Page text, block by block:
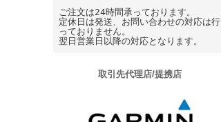
ご注文は24時間承っております。
定休日は発送、お問い合わせの対応は行
っておりません。
翌日営業日以降の対応となります。
取引先代理店/提携店